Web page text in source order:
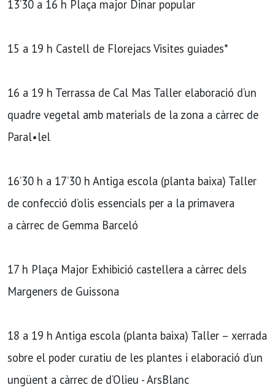
13’30 a 16 h Plaça major Dinar popular
15 a 19 h Castell de Florejacs Visites guiades*
16 a 19 h Terrassa de Cal Mas Taller elaboració d’un
quadre vegetal amb materials de la zona a càrrec de
Paral•lel
16’30 h a 17’30 h Antiga escola (planta baixa) Taller
de confecció d’olis essencials per a la primavera
a càrrec de Gemma Barceló
17 h Plaça Major Exhibició castellera a càrrec dels
Margeners de Guissona
18 a 19 h Antiga escola (planta baixa) Taller – xerrada
sobre el poder curatiu de les plantes i elaboració d’un
ungüent a càrrec de d’Olieu - ArsBlanc